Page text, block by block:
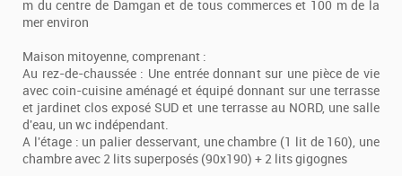
m du centre de Damgan et de tous commerces et 100 m de la
mer environ
Maison mitoyenne, comprenant :
Au rez-de-chaussée : Une entrée donnant sur une pièce de vie
avec coin-cuisine aménagé et équipé donnant sur une terrasse
et jardinet clos exposé SUD et une terrasse au NORD, une salle
d'eau, un wc indépendant.
A l'étage : un palier desservant, une chambre (1 lit de 160), une
chambre avec 2 lits superposés (90x190) + 2 lits gigognes